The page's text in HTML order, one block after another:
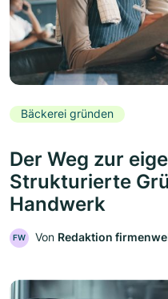
Bäckerei gründen
Der Weg zur
Strukturierte
Handwerk
FW Von Redaktion